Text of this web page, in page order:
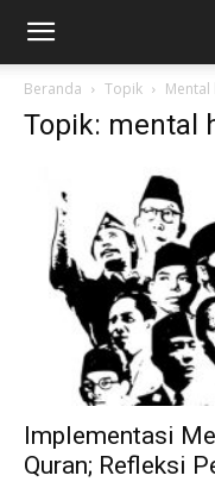
Beranda Topik
Topik: mental
Implementasi
Quran; Refleksi